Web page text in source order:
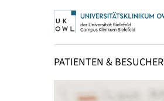
PATIENTEN & BESUCHER